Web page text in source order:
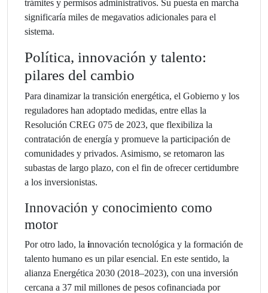
trámites y permisos administrativos. Su puesta en marcha
significaría miles de megavatios adicionales para el
sistema.
Política, innovación y talento:
pilares del cambio
Para dinamizar la transición energética, el Gobierno y los
reguladores han adoptado medidas, entre ellas la
Resolución CREG 075 de 2023, que flexibiliza la
contratación de energía y promueve la participación de
comunidades y privados. Asimismo, se retomaron las
subastas de largo plazo, con el fin de ofrecer certidumbre
a los inversionistas.
Innovación y conocimiento como
motor
Por otro lado, la innovación tecnológica y la formación de
talento humano es un pilar esencial. En este sentido, la
alianza Energética 2030 (2018–2023), con una inversión
cercana a 37 mil millones de pesos cofinanciada por